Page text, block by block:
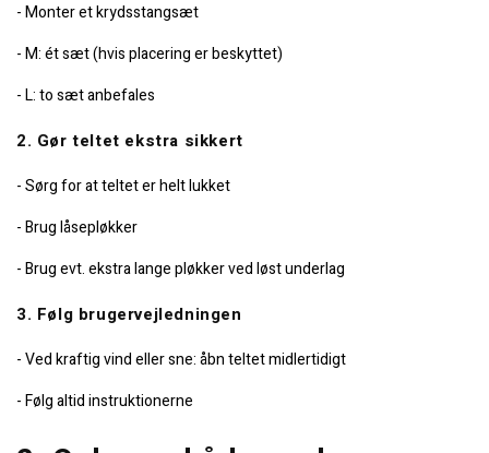
- Monter et krydsstangsæt
- M: ét sæt (hvis placering er beskyttet)
- L: to sæt anbefales
2. Gør teltet ekstra sikkert
- Sørg for at teltet er helt lukket
- Brug låsepløkker
- Brug evt. ekstra lange pløkker ved løst underlag
3. Følg brugervejledningen
- Ved kraftig vind eller sne: åbn teltet midlertidigt
- Følg altid instruktionerne